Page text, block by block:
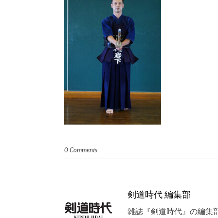
0 Comments
剣道時代 編集部
雑誌『剣道時代』の編集